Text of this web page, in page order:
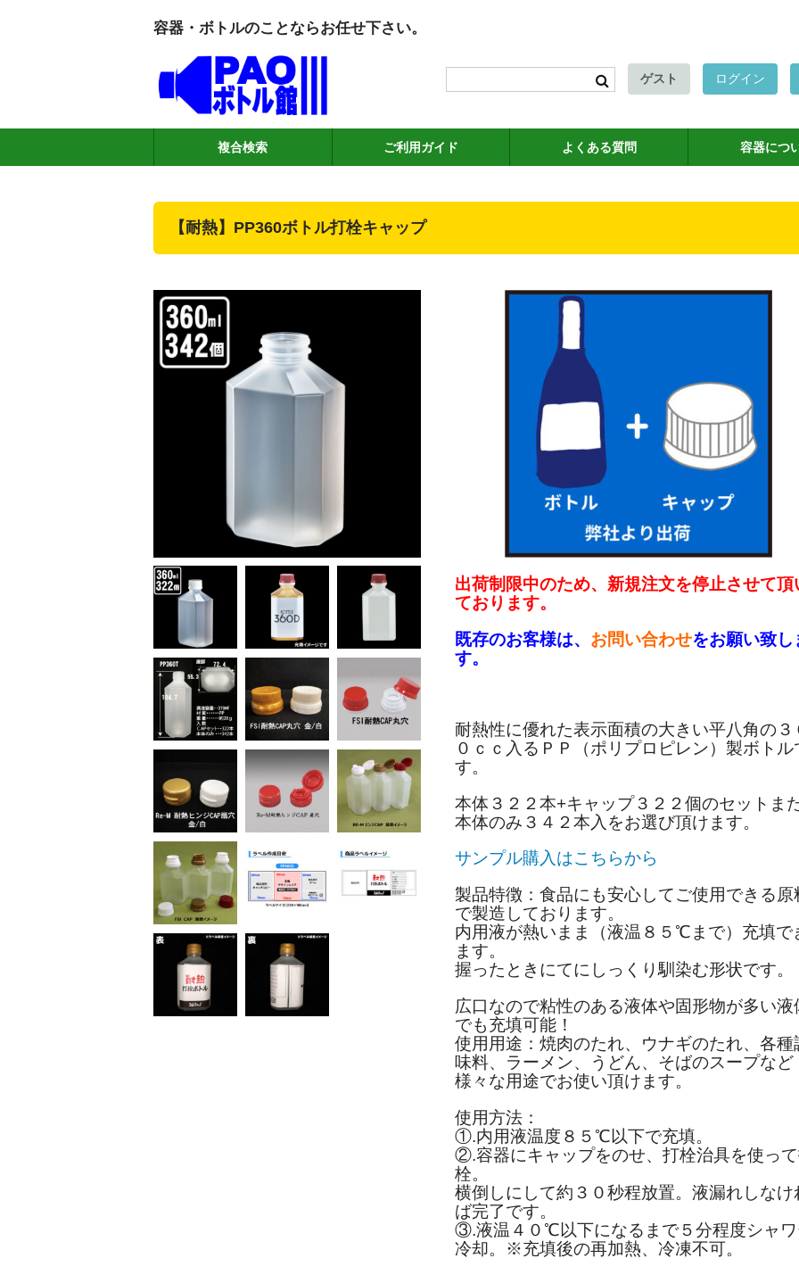
容器・ボトルのことならお任せ下さい。
ゲスト ログイン
複合検索 ご利用ガイド よくある質問 容器につ
【耐熱】PP360ボトル打栓キャップ
出荷制限中のため、新規注文を停止させて頂
ております。
既存のお客様は、 お問い合わせをお願い致し
す。
耐熱性に優れた表示面積の大きい平八角の３
０ｃｃ入るＰＰ（ポリプロピレン）製ボトル
す。
本体３２２本+キャップ３２２個のセットま
本体のみ３４２本入をお選び頂けます。
サンプル購入はこちらから
製品特徴：食品にも安心してご使用できる原
で製造しております。
内用液が熱いまま（液温８５℃まで）充填で
ます。
握ったときにてにしっくり馴染む形状です。
広口なので粘性のある液体や固形物が多い液
でも充填可能！
使用用途：焼肉のたれ、ウナギのたれ、各種
味料、ラーメン、うどん、そばのスープなど
様々な用途でお使い頂けます。
使用方法：
①.内用液温度８５℃以下で充填。
②.容器にキャップをのせ、打栓治具を使っ
栓。
横倒しにして約３０秒程放置。液漏れしなけ
ば完了です。
③.液温４０℃以下になるまで５分程度シャ
冷却。※充填後の再加熱、冷凍不可。